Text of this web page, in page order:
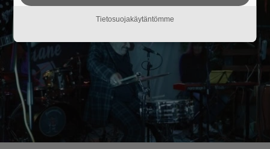
Tietosuojakäytäntömme